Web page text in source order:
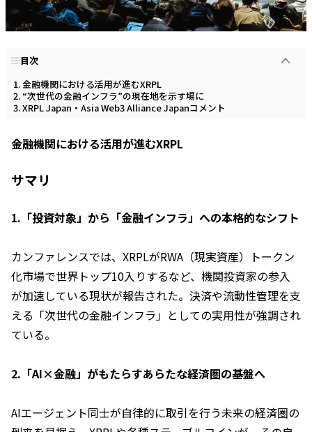
目次
金融機関における活用が進むXRPL
“次世代の金融インフラ”の現在地を示す場に
XRPL Japan・Asia Web3 Alliance Japanコメント
金融機関における活用が進むXRPL
サマリ
1.「投資対象」から「金融インフラ」への本格的なシフト
カンファレンスでは、XRPLがRWA（現実資産）トークン
化市場で世界トップ10入りするなど、機関投資家の参入
が加速している現状が報告された。決済や流動性管理を支
える「次世代の金融インフラ」としての実用性が強調され
ている。
2.「AI×金融」がもたらすあらたな経済圏の基盤へ
AIエージェント同士が自律的に取引を行う未来の経済圏の